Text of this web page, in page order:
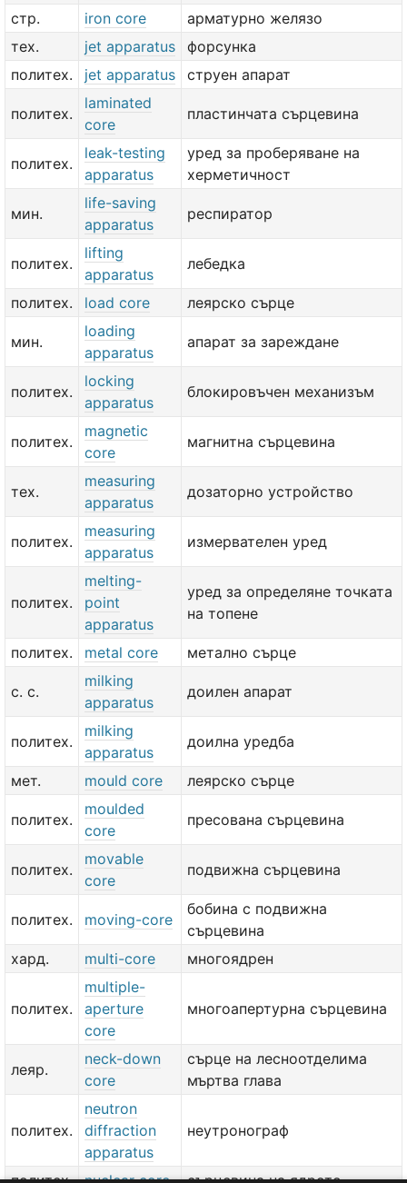
стр.
iron core
арматурно желязо
тех.
jet apparatus
форсунка
политех.
jet apparatus струен апарат
политех.
laminated
core
пластинчата сърцевина
политех.
leak-testing
apparatus
уред за проберяване на
херметичност
мин.
life-saving
apparatus
респиратор
политех.
lifting
apparatus
лебедка
политех. load core леярско сърце
мин.
loading
apparatus
апарат за зареждане
политех.
locking
apparatus
блокировъчен механизъм
политех.
magnetic
core
магнитна сърцевина
тех.
measuring
apparatus
дозаторно устройство
политех.
measuring
apparatus
измервателен уред
политех.
melting-
point
apparatus
уред за определяне точката
на топене
политех. metal core метално сърце
с. с.
milking
apparatus
доилен апарат
политех.
milking
apparatus
доилна уредба
мет. mould core леярско сърце
политех.
moulded
core
пресована сърцевина
политех.
movable
core
подвижна сърцевина
политех. moving-core
бобина с подвижна
сърцевина
хард.
multi-core многоядрен
политех.
multiple-
aperture
core
многоапертурна сърцевина
леяр.
neck-down
core
сърце на лесноотделима
мъртва глава
политех.
neutron
diffraction
apparatus
неутронограф